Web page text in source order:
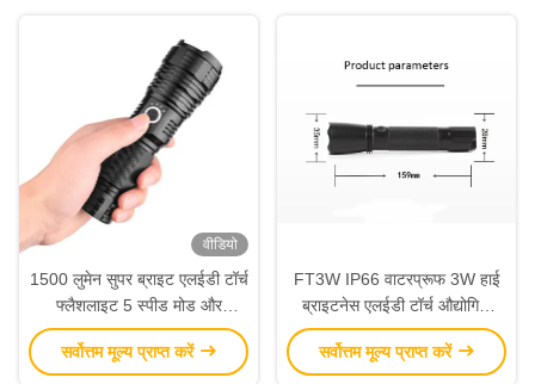
वीडियो
1500 लुमेन सुपर ब्राइट एलईडी टॉर्च
फ्लैशलाइट 5 स्पीड मोड और
एल्यूमीनियम मिश्र धातु निर्माण के साथ
सर्वोत्तम मूल्य प्राप्त करें
FT3W IP66 वाटरप्रूफ 3W हाई
ब्राइटनेस एलईडी टॉर्च औद्योगिक
उपयोग के लिए 2200mAh बैटरी के
साथ
सर्वोत्तम मूल्य प्राप्त करें